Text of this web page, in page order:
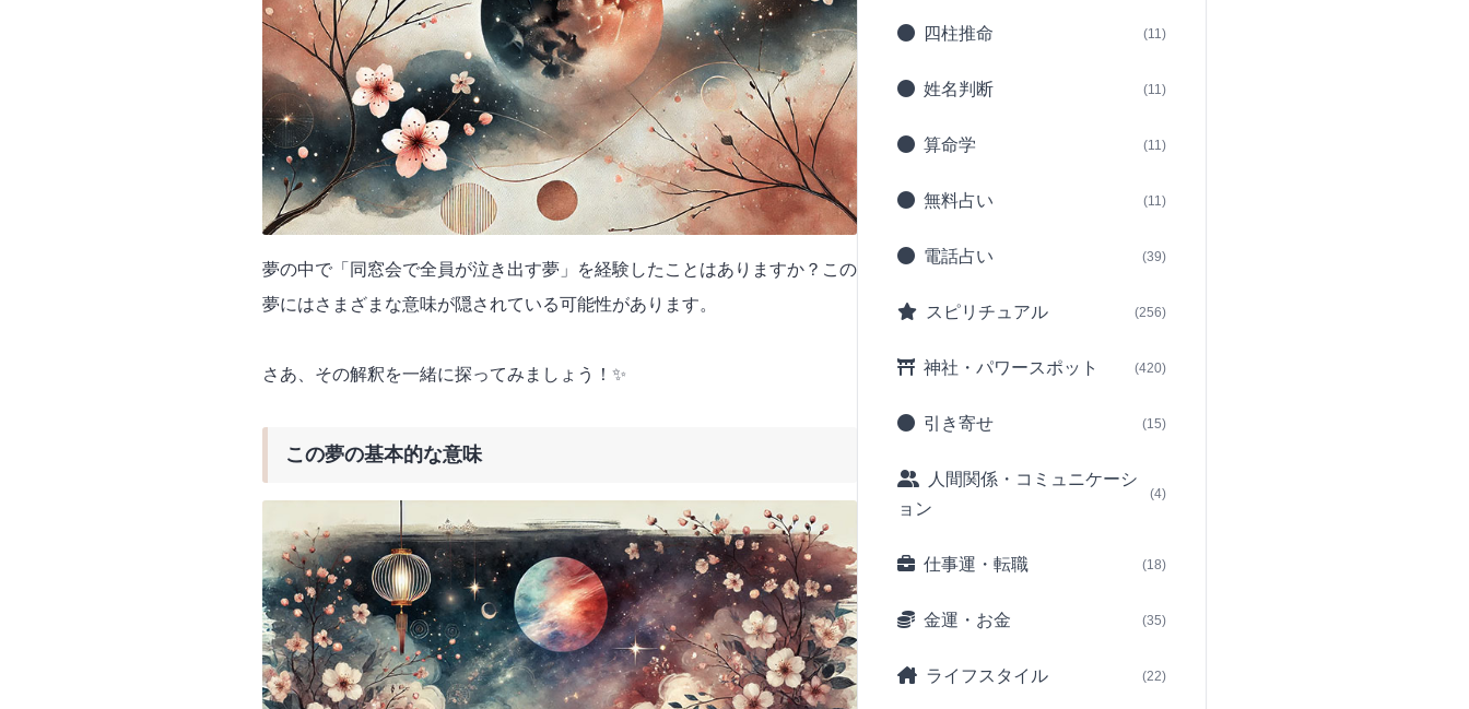
夢の中で「同窓会で全員が泣き出す夢」を経験したことはありますか？この
夢にはさまざまな意味が隠されている可能性があります。
さあ、その解釈を一緒に探ってみましょう！✨
この夢の基本的な意味
四柱推命 (11)
姓名判断 (11)
算命学 (11)
無料占い (11)
電話占い (39)
スピリチュアル (256)
神社・パワースポット (420)
引き寄せ (15)
人間関係・コミュニケーシ
ョン
(4)
仕事運・転職 (18)
金運・お金 (35)
ライフスタイル (22)